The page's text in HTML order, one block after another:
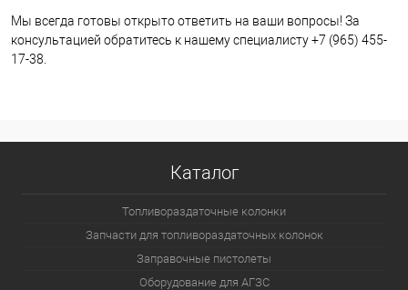
Мы всегда готовы открыто ответить на ваши вопросы! За
консультацией обратитесь к нашему специалисту +7 (965) 455-
17-38.
Каталог
Топливораздаточные колонки
Запчасти для топливораздаточных колонок
Заправочные пистолеты
Оборудование для АГЗС